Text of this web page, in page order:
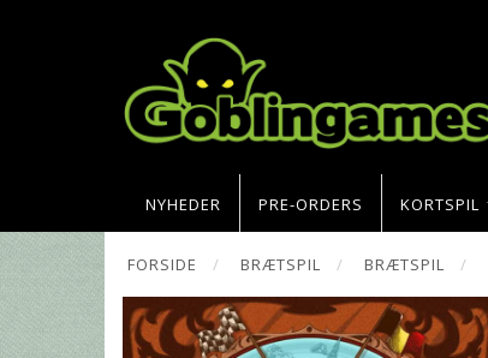
NYHEDER PRE-ORDERS KORTSPIL
FORSIDE BRÆTSPIL BRÆTSPIL